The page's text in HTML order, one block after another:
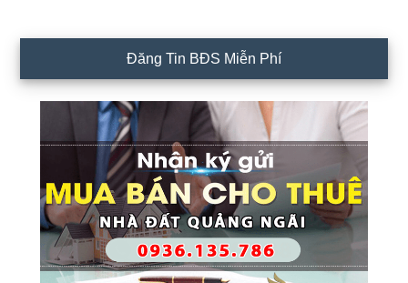
Đăng Tin BĐS Miễn Phí